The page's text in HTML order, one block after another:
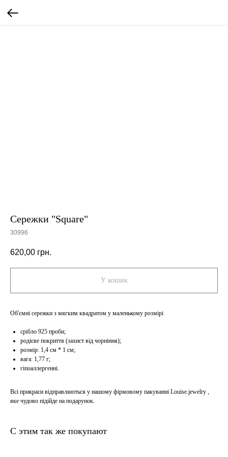
Сережки "Square"
30996
620,00 грн.
У кошик
Об'ємні сережки з мягким квадратом у маленькому розмірі
срібло 925 проби;
родієве покриття (захист від чорніння);
розмір: 1,4 см * 1 см;
вага: 1,77 г;
гіпоаллергенні.
Всі прикраси відправляються у нашому фірмовому пакуванні Louise.jewelry ,
яке чудово підійде на подарунок.
С этим так же покупают